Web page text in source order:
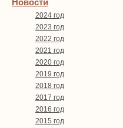
Новости
2024 год
2023 год
2022 год
2021 год
2020 год
2019 год
2018 год
2017 год
2016 год
2015 год